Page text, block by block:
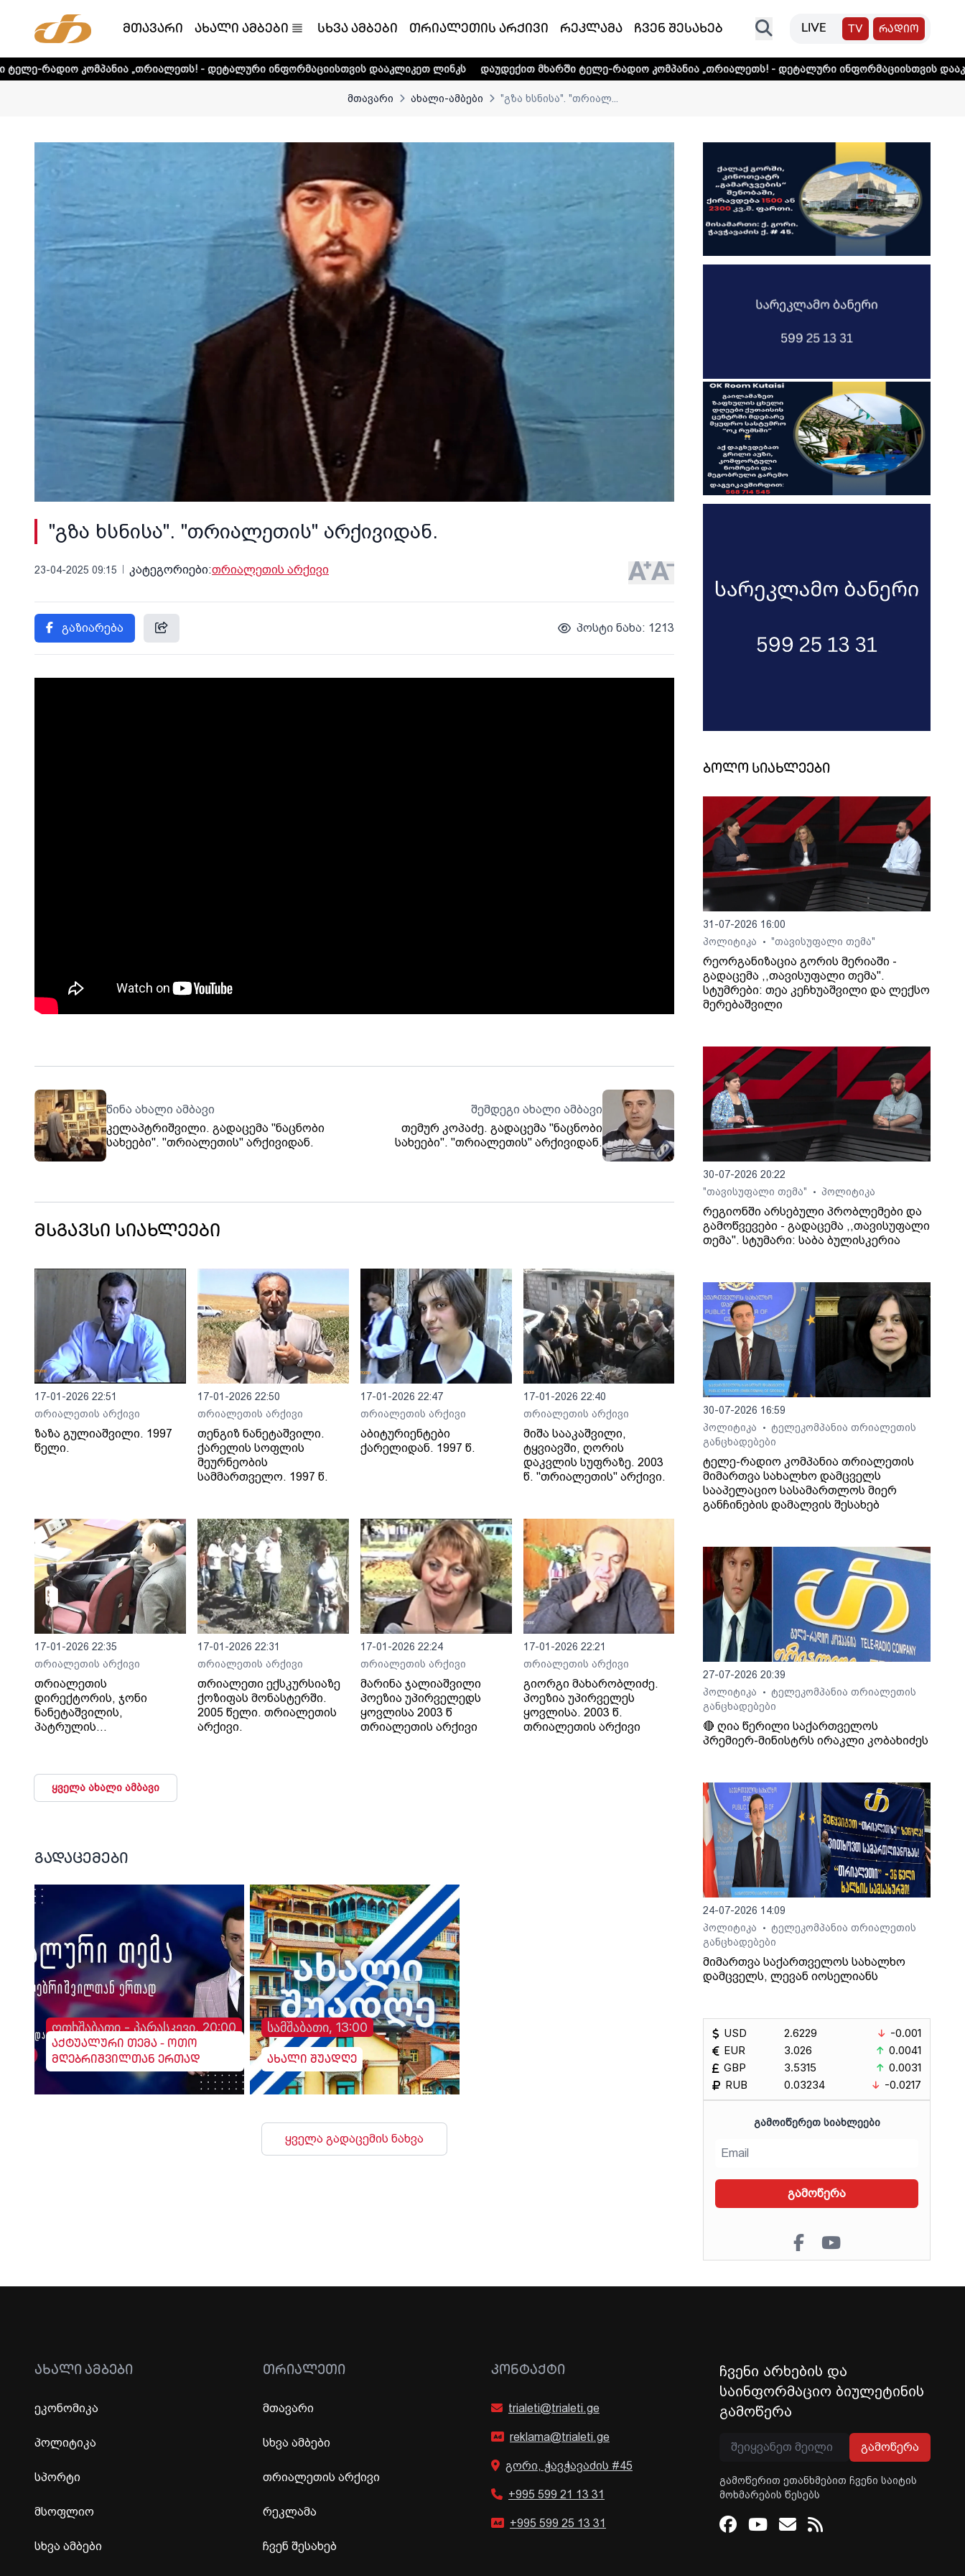
მთავარი ახალი ამბები სხვა ამბები თრიალეთის არქივი რეკლამა ჩვენ შესახებ LIVE TV რადიო
„თრიალეთს! - დეტალური ინფორმაციისთვის დააკლიკეთ ლინკს დაუდექით მხარში ტელე-რადიო კომპანია „თრიალეთს! - დეტალური ინფორმაციისთვის დააკლიკეთ ლინკს
მთავარი ახალი-ამბები "გზა ხსნისა". "თრიალ...
"გზა ხსნისა". "თრიალეთის" არქივიდან.
23-04-2025 09:15 კატეგორიები:თრიალეთის არქივი
გაზიარება პოსტი ნახა: 1213
წინა ახალი ამბავი
კელაპტრიშვილი. გადაცემა "ნაცნობი
სახეები". "თრიალეთის" არქივიდან.
შემდეგი ახალი ამბავი
თემურ კოპაძე. გადაცემა "ნაცნობი
სახეები". "თრიალეთის" არქივიდან.
მსგავსი სიახლეები
17-01-2026 22:51
თრიალეთის არქივი
ზაზა გულიაშვილი. 1997
წელი.
17-01-2026 22:50
თრიალეთის არქივი
თენგიზ ნანეტაშვილი.
ქარელის სოფლის
მეურნეობის
სამმართველო. 1997 წ.
17-01-2026 22:47
თრიალეთის არქივი
აბიტურიენტები
ქარელიდან. 1997 წ.
17-01-2026 22:40
თრიალეთის არქივი
მიშა სააკაშვილი,
ტყვიავში, ღორის
დაკვლის სუფრაზე. 2003
წ. "თრიალეთის" არქივი.
17-01-2026 22:35
თრიალეთის არქივი
თრიალეთის
დირექტორის, ჯონი
ნანეტაშვილის,
პატრულის
17-01-2026 22:31
თრიალეთის არქივი
თრიალეთი ექსკურსიაზე
ქოზიფას მონასტერში.
2005 წელი. თრიალეთის
არქივი.
17-01-2026 22:24
თრიალეთის არქივი
მარინა ჯალიაშვილი
პოეზია უპირველედს
ყოვლისა 2003 წ
თრიალეთის არქივი
17-01-2026 22:21
თრიალეთის არქივი
გიორგი მახარობლიძე.
პოეზია უპირველეს
ყოვლისა. 2003 წ.
თრიალეთის არქივი
ყველა ახალი ამბავი
გადაცემები
ოთხშაბათი - პარასკევი, 20:00
აქტუალური თემა - ოთო
მღებრიშვილთან ერთად
სამშაბათი, 13:00
ახალი შუადღე
ყველა გადაცემის ნახვა
ბოლო სიახლეები
31-07-2026 16:00
პოლიტიკა
• "თავისუფალი თემა"
რეორგანიზაცია გორის მერიაში -
გადაცემა ,,თავისუფალი თემა".
სტუმრები: თეა კეჩხუაშვილი და ლექსო
მერებაშვილი
30-07-2026 20:22
"თავისუფალი თემა"
• პოლიტიკა
რეგიონში არსებული პრობლემები და
გამოწვევები - გადაცემა ,,თავისუფალი
თემა". სტუმარი: საბა ბულისკერია
30-07-2026 16:59
პოლიტიკა
•
ტელეკომპანია თრიალეთის
განცხადებები
ტელე-რადიო კომპანია თრიალეთის
მიმართვა სახალხო დამცველს
სააპელაციო სასამართლოს მიერ
განჩინების დამალვის შესახებ
27-07-2026 20:39
პოლიტიკა
•
ტელეკომპანია თრიალეთის
განცხადებები
🔴 ღია წერილი საქართველოს
პრემიერ-მინისტრს ირაკლი კობახიძეს
24-07-2026 14:09
პოლიტიკა
•
ტელეკომპანია თრიალეთის
განცხადებები
მიმართვა საქართველოს სახალხო
დამცველს, ლევან იოსელიანს
USD
EUR
GBP
RUB
2.6229
3.026
3.5315
0.03234
-0.001
0.0041
0.0031
-0.0217
ᲒᲐᲛᲝᲘᲬᲔᲠᲔᲗ ᲡᲘᲐᲮᲚᲔᲔᲑᲘ
გამოწერა
ᲐᲮᲐᲚᲘ ᲐᲛᲑᲔᲑᲘ
ეკონომიკა
პოლიტიკა
სპორტი
მსოფლიო
სხვა ამბები
ᲗᲠᲘᲐᲚᲔᲗᲘ
მთავარი
სხვა ამბები
თრიალეთის არქივი
რეკლამა
ჩვენ შესახებ
ᲙᲝᲜᲢᲐᲥᲢᲘ
trialeti@trialeti.ge
reklama@trialeti.ge
გორი, ჭავჭავაძის #45
+995 599 21 13 31
+995 599 25 13 31
ჩვენი არხების და
საინფორმაციო ბიულეტინის
გამოწერა
გამოწერა
გამოწერით ეთანხმებით ჩვენი საიტის
მოხმარების წესებს
Facebook
Youtube
Email
RSS